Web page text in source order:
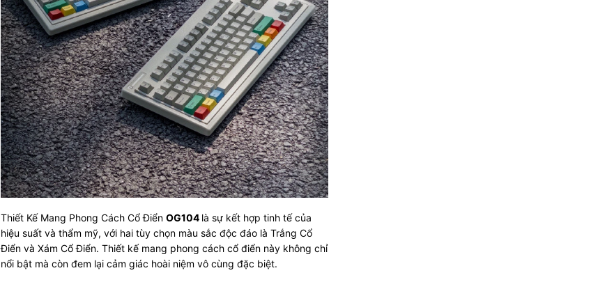
Thiết Kế Mang Phong Cách Cổ Điển OG104 là sự kết hợp tinh tế của
hiệu suất và thẩm mỹ, với hai tùy chọn màu sắc độc đáo là Trắng Cổ
Điển và Xám Cổ Điển. Thiết kế mang phong cách cổ điển này không chỉ
nổi bật mà còn đem lại cảm giác hoài niệm vô cùng đặc biệt.